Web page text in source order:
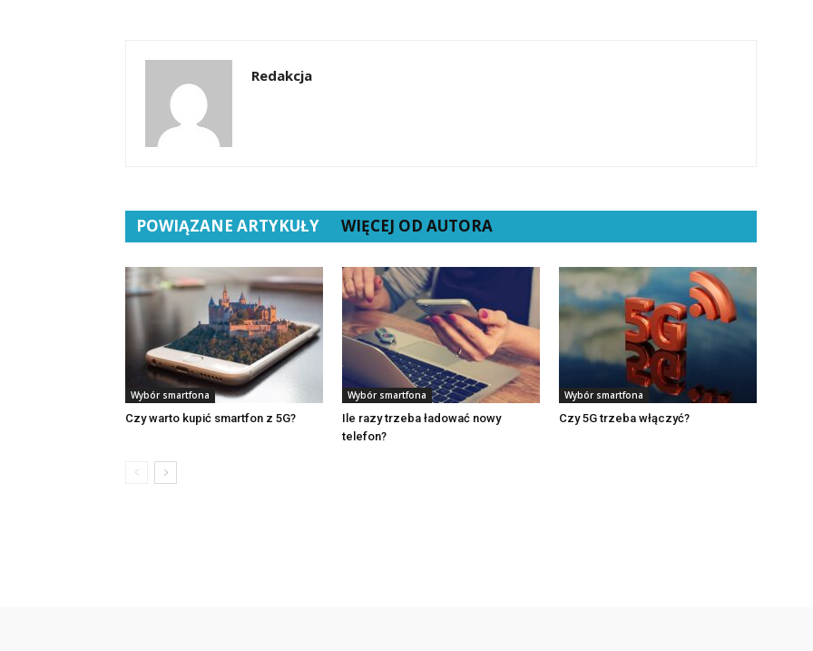
Redakcja
POWIĄZANE ARTYKUŁY WIĘCEJ OD AUTORA
Wybór smartfona
Czy warto kupić smartfon z 5G?
Wybór smartfona
Ile razy trzeba ładować nowy
telefon?
Wybór smartfona
Czy 5G trzeba włączyć?